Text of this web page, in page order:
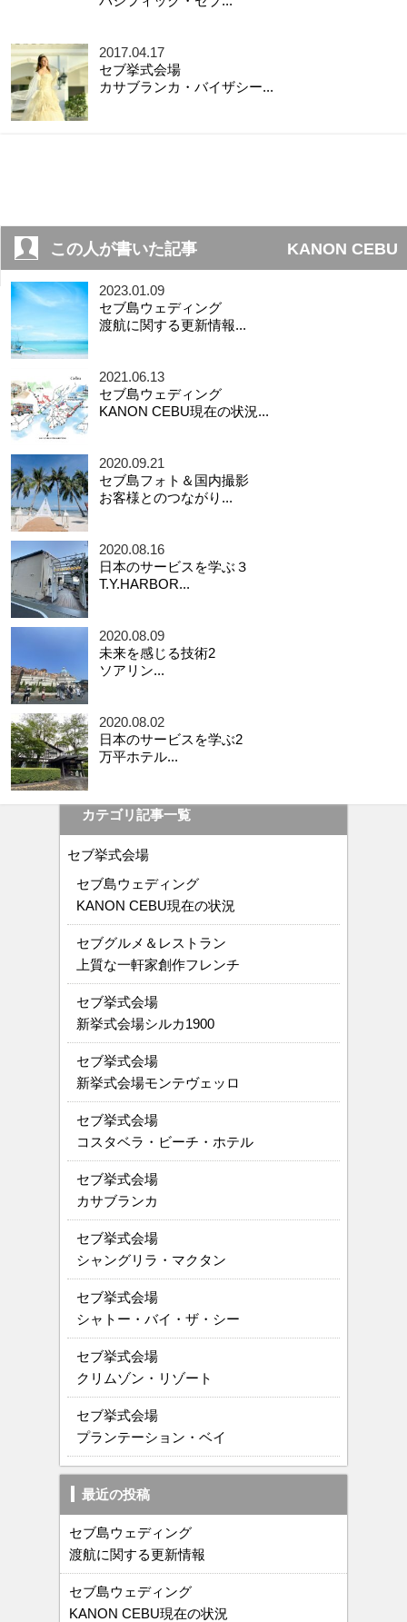
2017.04.17
セブ挙式会場
カサブランカ・バイザシー...
この人が書いた記事 KANON CEBU
2023.01.09
セブ島ウェディング
渡航に関する更新情報...
2021.06.13
セブ島ウェディング
KANON CEBU現在の状況...
2020.09.21
セブ島フォト＆国内撮影
お客様とのつながり...
2020.08.16
日本のサービスを学ぶ３
T.Y.HARBOR...
2020.08.09
未来を感じる技術2
ソアリン...
2020.08.02
日本のサービスを学ぶ2
万平ホテル...
カテゴリ記事一覧
セブ挙式会場
セブ島ウェディング
KANON CEBU現在の状況
セブグルメ＆レストラン
上質な一軒家創作フレンチ
セブ挙式会場
新挙式会場シルカ1900
セブ挙式会場
新挙式会場モンテヴェッロ
セブ挙式会場
コスタベラ・ビーチ・ホテル
セブ挙式会場
カサブランカ
セブ挙式会場
シャングリラ・マクタン
セブ挙式会場
シャトー・バイ・ザ・シー
セブ挙式会場
クリムゾン・リゾート
セブ挙式会場
プランテーション・ベイ
最近の投稿
セブ島ウェディング
渡航に関する更新情報
セブ島ウェディング
KANON CEBU現在の状況